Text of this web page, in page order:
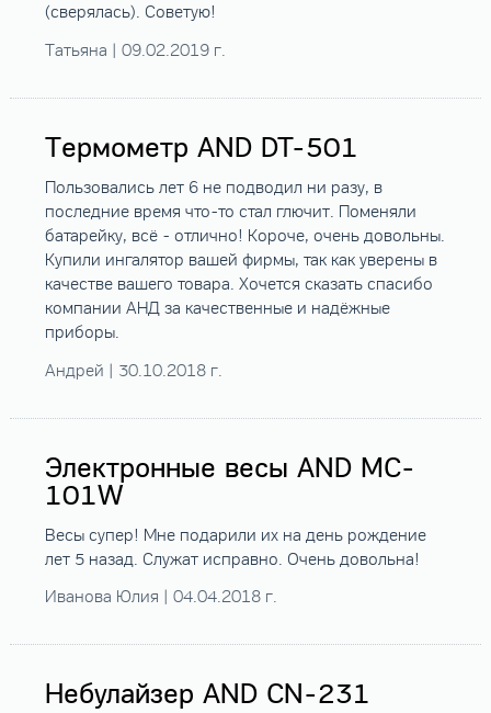
(сверялась). Советую!
Татьяна | 09.02.2019 г.
Термометр AND DT-501
Пользовались лет 6 не подводил ни разу, в
последние время что-то стал глючит. Поменяли
батарейку, всё - отлично! Короче, очень довольны.
Купили ингалятор вашей фирмы, так как уверены в
качестве вашего товара. Хочется сказать спасибо
компании АНД за качественные и надёжные
приборы.
Андрей | 30.10.2018 г.
Электронные весы AND MC-
101W
Весы супер! Мне подарили их на день рождение
лет 5 назад. Служат исправно. Очень довольна!
Иванова Юлия | 04.04.2018 г.
Небулайзер AND CN-231